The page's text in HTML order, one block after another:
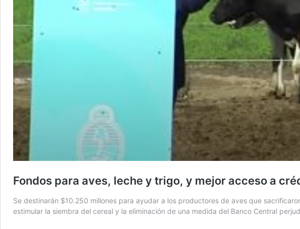
Fondos para aves, leche y trigo, y mejor acceso a
Se destinarán $10.250 millones para ayudar a los productores de aves que
estimular la siembra del cereal y la eliminación de una medida del Banco Central